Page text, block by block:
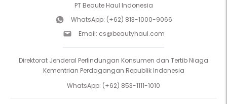
PT Beaute Haul Indonesia
WhatsApp: (+62) 813-1000-9066
Email: cs@beautyhaul.com
Direktorat Jenderal Perlindungan Konsumen dan Tertib Niaga
Kementrian Perdagangan Republik Indonesia
WhatsApp: (+62) 853-1111-1010